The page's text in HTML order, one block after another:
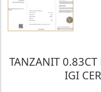
TANZANIT 0.83CT
IGI